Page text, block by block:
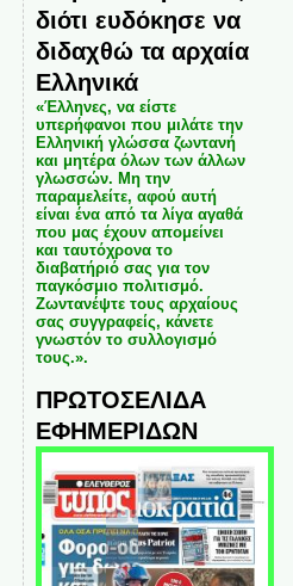
διότι ευδόκησε να
διδαχθώ τα αρχαία
Ελληνικά
«Έλληνες, να είστε
υπερήφανοι που μιλάτε την
Ελληνική γλώσσα ζωντανή
και μητέρα όλων των άλλων
γλωσσών. Μη την
παραμελείτε, αφού αυτή
είναι ένα από τα λίγα αγαθά
που μας έχουν απομείνει
και ταυτόχρονα το
διαβατήριό σας για τον
παγκόσμιο πολιτισμό.
Ζωντανέψτε τους αρχαίους
σας συγγραφείς, κάνετε
γνωστόν το συλλογισμό
τους.».
ΠΡΩΤΟΣΕΛΙΔΑ
ΕΦΗΜΕΡΙΔΩΝ